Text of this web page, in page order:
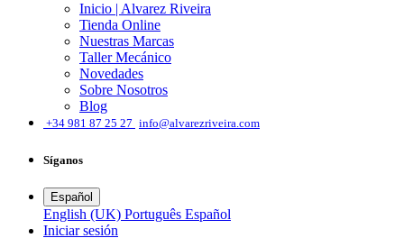
Inicio | Alvarez Riveira
Tienda Online
Nuestras Marcas
Taller Mecánico
Novedades
Sobre Nosotros
Blog
+34 981 87 25 27 info@alvarezriveira.com
Síganos
Español
English (UK) Português Español
Iniciar sesión